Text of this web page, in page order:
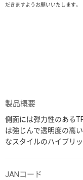
だきますようお願いいたします。
製品概要
側面には弾力性のある
は強じんで透明度の高
なスタイルのハイブリ
JANコード